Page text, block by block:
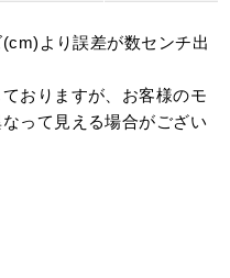
より誤差が数センチ出
おりますが、お客様のモ
って見える場合がござい